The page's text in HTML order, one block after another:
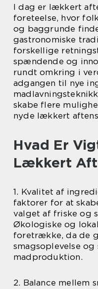
I dag er lækkert
foreteelse, hvor
og baggrunde
gastronomiske
forskellige
spændende og
rundt omkring i
adgangen til nye
skabe flere
nyde lækkert
Hvad Er
Lækkert
1. Kvalitet af
faktorer for at
valget af friske og
Økologiske og
foretrække, da de
smagsoplevelse
madproduktion.
2. Balance mellem